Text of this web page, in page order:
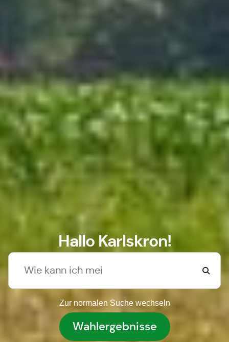
Hallo Karlskron!
Zur normalen Suche wechseln
Wahlergebnisse